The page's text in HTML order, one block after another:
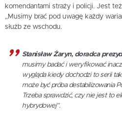
komendantami straży i policji. Jest
„Musimy brać pod uwagę każdy
służb ze wschodu.
Stanisław Żaryn, doradca
musimy badać i weryfikować
wygląda kiedy dochodzi to serii
może być próba destabilizowania
Trzeba sprawdzić, czy nie jest to
hybrydowej”.